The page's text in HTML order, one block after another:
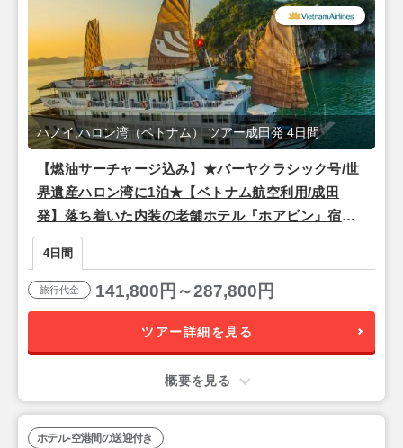
【燃油サーチャージ込み】★バーヤクラシック号/世
界遺産ハロン湾に1泊★【ベトナム航空利用/成田
発】落ち着いた内装の老舗ホテル『ホアビン』宿泊
ハノイ2泊4日
ハノイ,ハロン湾（ベトナム） ツアー成田発 4日間
4日間
旅行代金 141,800円～287,800円
ツアー詳細を見る
概要を見る
ホテル-空港間の送迎付き